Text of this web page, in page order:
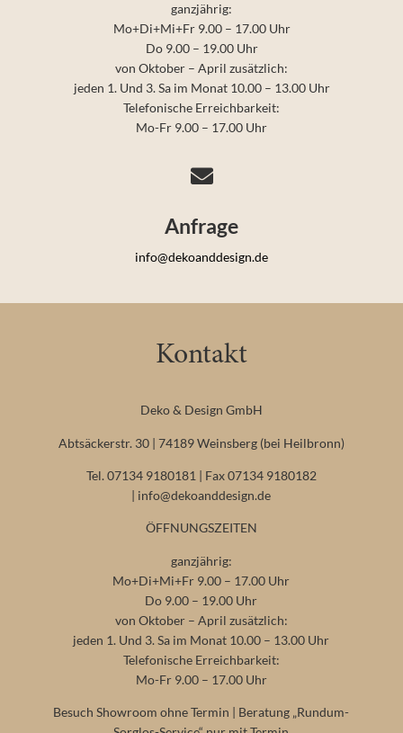
ganzjährig:
Mo+Di+Mi+Fr 9.00 – 17.00 Uhr
Do 9.00 – 19.00 Uhr
von Oktober – April zusätzlich:
jeden 1. Und 3. Sa im Monat 10.00 – 13.00 Uhr
Telefonische Erreichbarkeit:
Mo-Fr 9.00 – 17.00 Uhr

Anfrage
info@dekoanddesign.de
Kontakt
Deko & Design GmbH
Abtsäckerstr. 30 | 74189 Weinsberg (bei Heilbronn)
Tel. 07134 9180181 | Fax 07134 9180182
| info@dekoanddesign.de
ÖFFNUNGSZEITEN
ganzjährig:
Mo+Di+Mi+Fr 9.00 – 17.00 Uhr
Do 9.00 – 19.00 Uhr
von Oktober – April zusätzlich:
jeden 1. Und 3. Sa im Monat 10.00 – 13.00 Uhr
Telefonische Erreichbarkeit:
Mo-Fr 9.00 – 17.00 Uhr
Besuch Showroom ohne Termin | Beratung „Rundum-